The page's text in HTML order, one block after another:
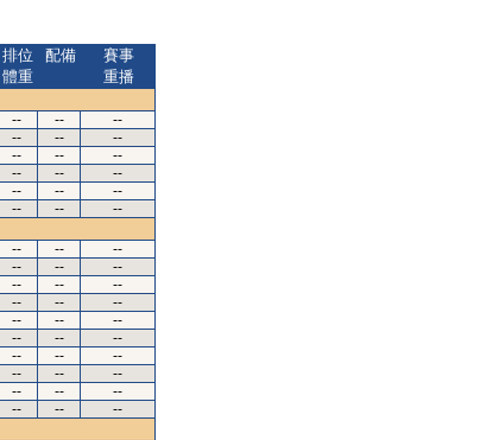
排位
體重
配備
賽事
重播
-- --
--
-- --
--
-- --
--
-- --
--
-- --
--
-- --
--
-- --
--
-- --
--
-- --
--
-- --
--
-- --
--
-- --
--
-- --
--
-- --
--
-- --
--
-- --
--